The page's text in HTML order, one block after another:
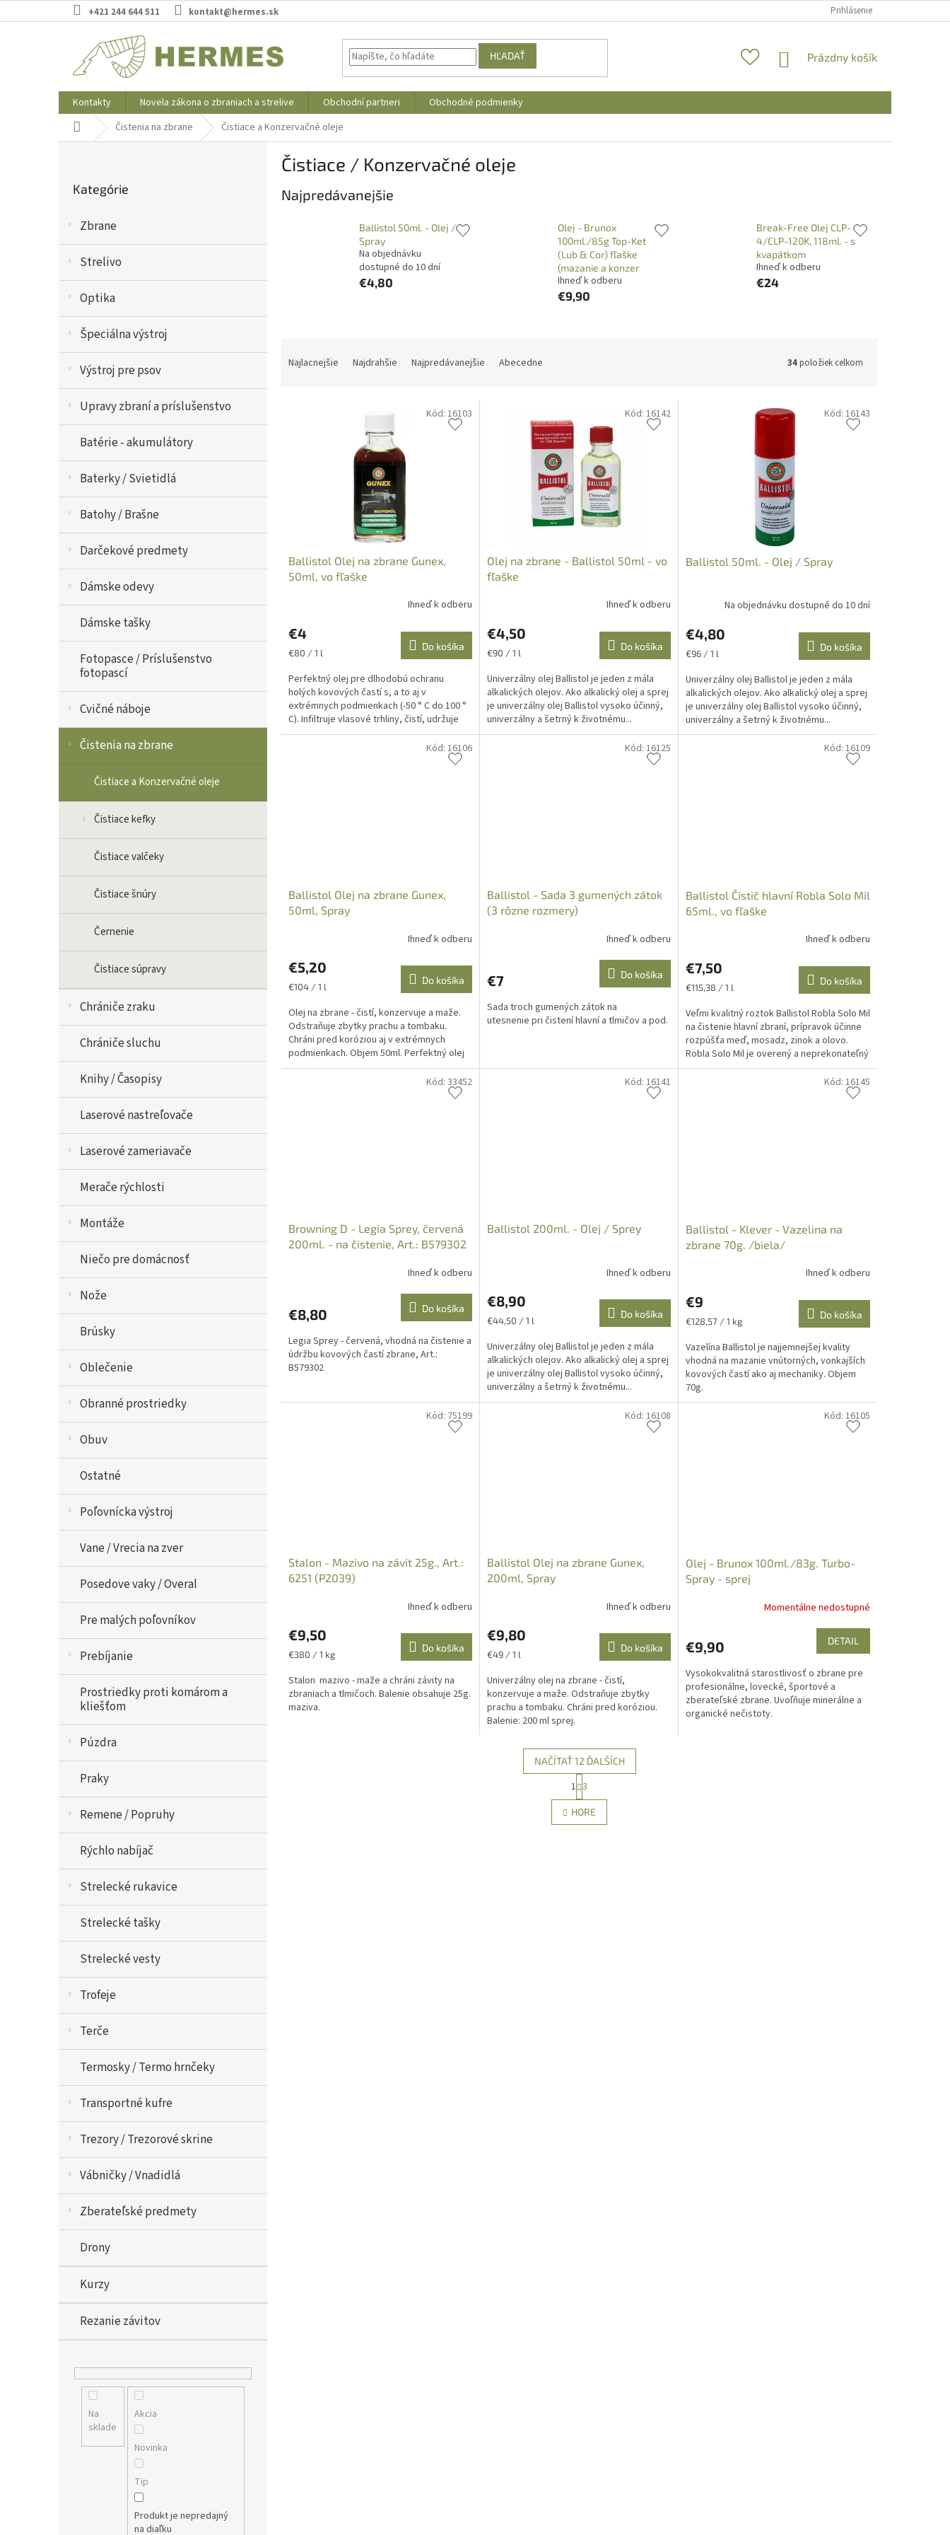
na
+421 244 644 511 kontakt@hermes.sk Prihlásenie
HĽADAŤ
NÁKUPNÝ
Prázdny košík
Kontakty Novela zákona o zbraniach a strelive Obchodní partneri
Obchodné podmienky
Domov Čistenia na zbrane Čistiace a Konzervačné oleje
a
kategórie
Kategórie
Zbrane
Strelivo
Optika
Špeciálna výstroj
Výstroj pre psov
Upravy zbraní a príslušenstvo
Batérie - akumulátory
Baterky / Svietidlá
Batohy / Brašne
Darčekové predmety
Dámske odevy
Dámske tašky
Fotopasce / Príslušenstvo
fotopascí
Cvičné náboje
Čistenia na zbrane
Čistiace a Konzervačné oleje
Čistiace kefky
Čistiace valčeky
Čistiace šnúry
Černenie
Čistiace súpravy
Chrániče zraku
Chrániče sluchu
Knihy / Časopisy
Laserové nastreľovače
Laserové zameriavače
Merače rýchlosti
Montáže
Niečo pre domácnosť
Nože
Brúsky
Oblečenie
Obranné prostriedky
Obuv
Ostatné
Poľovnícka výstroj
Vane / Vrecia na zver
Posedove vaky / Overal
Pre malých poľovníkov
Prebíjanie
Prostriedky proti komárom a
kliešťom
Púzdra
Praky
Remene / Popruhy
Rýchlo nabíjač
Strelecké rukavice
Strelecké tašky
Strelecké vesty
Trofeje
Terče
Termosky / Termo hrnčeky
Transportné kufre
Trezory / Trezorové skrine
Vábničky / Vnadidlá
Zberateľské predmety
Drony
Kurzy
Rezanie závitov
Na
sklade
Akcia
Novinka
Tip
Produkt je nepredajný
na diaľku
Čistiace / Konzervačné oleje
Najpredávanejšie
Ballistol 50ml. - Olej /
Spray
Na objednávku
dostupné do 10 dní
€4,80
Olej - Brunox
100ml./85g Top-Ket
(Lub & Cor) fľaške
(mazanie a konzer
Ihneď k odberu
€9,90
Break-Free Olej CLP-
4/CLP-120K, 118ml. - s
kvapátkom
Ihneď k odberu
€24
Najlacnejšie Najdrahšie Najpredávanejšie Abecedne 34položiek celkom
p
Ballistol Olej na zbrane Gunex,
50ml, vo fľaške
Ihneď k odberu
€4
Jednotková
€80 / 1 l
Do košíka
Perfektný olej pre dlhodobú ochranu
holých kovových častí s, a to aj v
extrémnych podmienkach (-50 ° C do 100 °
C). Infiltruje vlasové trhliny, čistí, udržuje
povrchy hladké,...
Kód: 16103
Olej na zbrane - Ballistol 50ml - vo
fľaške
Ihneď k odberu
€4,50
Jednotková
€90 / 1 l
Do košíka
Univerzálny olej Ballistol je jeden z mála
alkalických olejov. Ako alkalický olej a sprej
je univerzálny olej Ballistol vysoko účinný,
univerzálny a šetrný k životnému...
Kód: 16142
Ballistol 50ml. - Olej / Spray
Na objednávku dostupné do 10 dní
€4,80
Jednotková
€96 / 1 l
Do košíka
Univerzálny olej Ballistol je jeden z mála
alkalických olejov. Ako alkalický olej a sprej
je univerzálny olej Ballistol vysoko účinný,
univerzálny a šetrný k životnému...
Kód: 16143
Ballistol Olej na zbrane Gunex,
50ml, Spray
Ihneď k odberu
€5,20
Jednotková
€104 / 1 l
Do košíka
Olej na zbrane - čistí, konzervuje a maže.
Odstraňuje zbytky prachu a tombaku.
Chráni pred koróziou aj v extrémnych
podmienkach. Objem 50ml. Perfektný olej
pre dlhodobú ochranu...
Kód: 16106
Ballistol - Sada 3 gumených zátok
(3 rôzne rozmery)
Ihneď k odberu
€7 Do košíka
Sada troch gumených zátok na
utesnenie pri čistení hlavní a tlmičov a pod.
Kód: 16125
Ballistol Čistič hlavní Robla Solo Mil
65ml., vo fľaške
Ihneď k odberu
€7,50
Jednotková
€115,38 / 1 l
Do košíka
Veľmi kvalitný roztok Ballistol Robla Solo Mil
na čistenie hlavní zbraní, prípravok účinne
rozpúšťa meď, mosadz, zinok a olovo.
Robla Solo Mil je overený a neprekonateľný
čistič...
Kód: 16109
Browning D - Legia Sprey, červená
200ml. - na čistenie, Art.: B579302
Ihneď k odberu
€8,80 Do košíka
Legia Sprey - červená, vhodná na čistenie a
údržbu kovových častí zbrane, Art.:
B579302
Kód: 33452
Ballistol 200ml. - Olej / Sprey
Ihneď k odberu
€8,90
Jednotková
€44,50 / 1 l
Do košíka
Univerzálny olej Ballistol je jeden z mála
alkalických olejov. Ako alkalický olej a sprej
je univerzálny olej Ballistol vysoko účinný,
univerzálny a šetrný k životnému...
Kód: 16141
Ballistol - Klever - Vazelina na
zbrane 70g. /biela/
Ihneď k odberu
€9
Jednotková
€128,57 / 1 kg
Do košíka
Vazelína Ballistol je najjemnejšej kvality
vhodná na mazanie vnútorných, vonkajších
kovových častí ako aj mechaniky. Objem
70g.
Kód: 16145
Stalon - Mazivo na závit 25g., Art.:
6251 (P2039)
Ihneď k odberu
€9,50
Jednotková
€380 / 1 kg
Do košíka
Stalon mazivo - maže a chráni závity na
zbraniach a tlmičoch. Balenie obsahuje 25g.
maziva.
Kód: 75199
Ballistol Olej na zbrane Gunex,
200ml, Spray
Ihneď k odberu
€9,80
Jednotková
€49 / 1 l
Do košíka
Univerzálny olej na zbrane - čistí,
konzervuje a maže. Odstraňuje zbytky
prachu a tombaku. Chráni pred koróziou.
Balenie: 200 ml sprej.
Kód: 16108
Olej - Brunox 100ml./83g. Turbo-
Spray - sprej
Momentálne nedostupné
€9,90 DETAIL
Vysokokvalitná starostlivosť o zbrane pre
profesionálne, lovecké, športové a
zberateľské zbrane. Uvoľňuje minerálne a
organické nečistoty.
Kód: 16105
O
v
l
NAČÍTAŤ 12 ĎALŠÍCH
t
r
á
n
1 3
HORE